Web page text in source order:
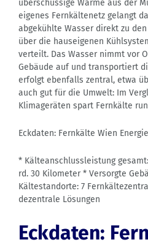
überschüssige Wärme aus der
eigenes Fernkältenetz gelangt
abgekühlte Wasser direkt zu
über die hauseigenen
verteilt. Das Wasser nimmt vor
Gebäude auf und transportiert
erfolgt ebenfalls zentral, etwa
auch gut für die Umwelt: Im
Klimageräten spart Fernkälte
Eckdaten: Fernkälte Wien Energie
* Kälteanschlussleistung
rd. 30 Kilometer * Versorgte
Kältestandorte: 7
dezentrale Lösungen
Eckdaten: